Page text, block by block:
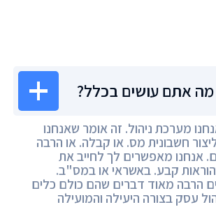
אתם עושים בכלל?
מערכת ניהול. זה אומר שאנחנו
חשבונית מס. או קבלה. או הרבה
אנחנו מאפשרים לך לחייב את
קבע. באשראי או במס"ב.
הרבה מאוד דברים שהם כולם כלים
עסק בצורה היעילה והמועילה